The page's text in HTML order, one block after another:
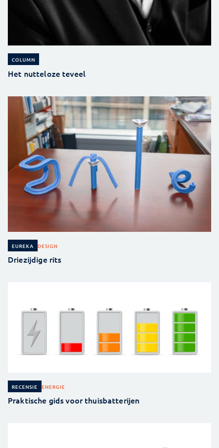
COLUMN
Het nutteloze teveel
EUREKA DESIGN
Driezijdige rits
RECENSIE ENERGIE
Praktische gids voor thuisbatterijen